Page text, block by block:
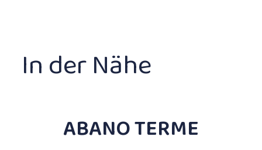
In der Nähe
ABANO TERME